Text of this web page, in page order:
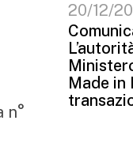
n°
20/12/
Made in